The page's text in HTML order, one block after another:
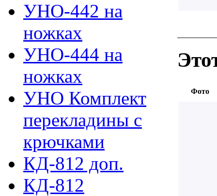
УНО-442 на
ножках
УНО-444 на
ножках
УНО Комплект
перекладины с
крючками
КД-812 доп.
КД-812
Фото